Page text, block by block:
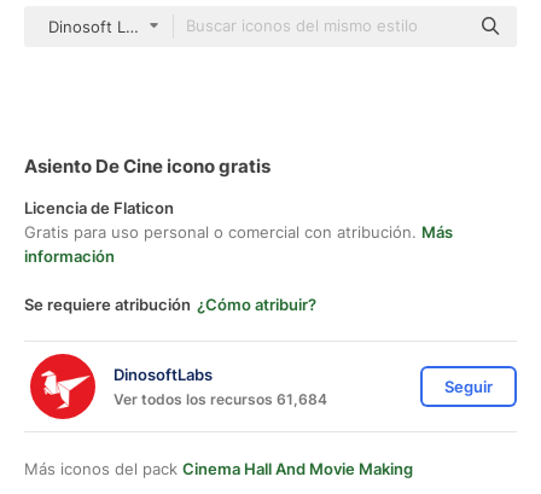
Dinosoft Lineal
Asiento De Cine icono gratis
Licencia de Flaticon
Gratis para uso personal o comercial con atribución. Más
información
Se requiere atribución ¿Cómo atribuir?
DinosoftLabs
Ver todos los recursos 61,684
Seguir
Más iconos del pack Cinema Hall And Movie Making